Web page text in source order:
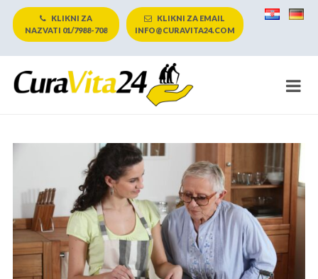
KLIKNI ZA
NAZVATI 01/7988-708
KLIKNI ZA EMAIL
INFO@CURAVITA24.COM